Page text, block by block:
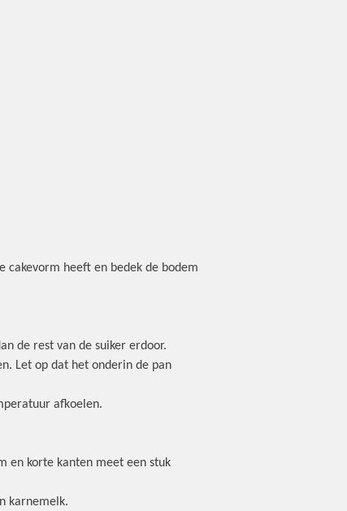
heeft en bedek de bodem
de rest van de suiker erdoor.
Let op dat het onderin de pan
afkoelen.
en korte kanten meet een stuk
karnemelk.